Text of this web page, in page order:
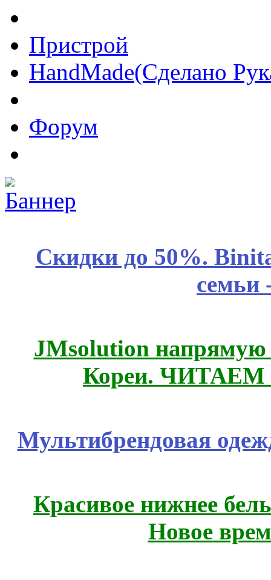
Пристрой
HandMade(Сделано
Форум
Скидки до 50%.
семьи
JMsolution
Кореи.
Мультибрендовая
Красивое нижнее
Новое